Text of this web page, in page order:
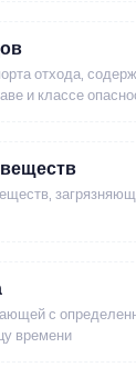
отхода,
и классе
с
времени